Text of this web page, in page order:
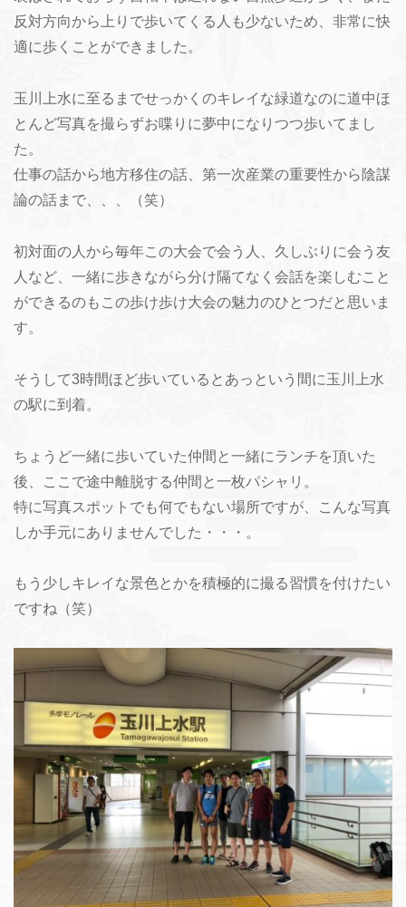
反対方向から上りで歩いてくる人も少ないため、非常に快
適に歩くことができました。
玉川上水に至るまでせっかくのキレイな緑道なのに道中ほ
とんど写真を撮らずお喋りに夢中になりつつ歩いてまし
た。
仕事の話から地方移住の話、第一次産業の重要性から陰謀
論の話まで、、、（笑）
初対面の人から毎年この大会で会う人、久しぶりに会う友
人など、一緒に歩きながら分け隔てなく会話を楽しむこと
ができるのもこの歩け歩け大会の魅力のひとつだと思いま
す。
そうして3時間ほど歩いているとあっという間に玉川上水
の駅に到着。
ちょうど一緒に歩いていた仲間と一緒にランチを頂いた
後、ここで途中離脱する仲間と一枚パシャリ。
特に写真スポットでも何でもない場所ですが、こんな写真
しか手元にありませんでした・・・。
もう少しキレイな景色とかを積極的に撮る習慣を付けたい
ですね（笑）